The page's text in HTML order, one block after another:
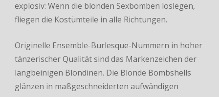
explosiv: Wenn die blonden Sexbomben loslegen,
fliegen die Kostümteile in alle Richtungen.
Originelle Ensemble-Burlesque-Nummern in hoher
tänzerischer Qualität sind das Markenzeichen der
langbeinigen Blondinen. Die Blonde Bombshells
glänzen in maßgeschneiderten aufwändigen